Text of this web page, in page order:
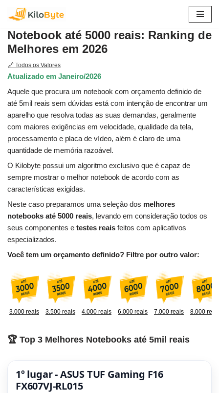
para
o
conteúdo
Notebook até 5000 reais: Ranking de
Melhores em 2026
🔗 Todos os Valores
Atualizado em Janeiro/2026
Aquele que procura um notebook com orçamento definido de
até 5mil reais sem dúvidas está com intenção de encontrar um
aparelho que resolva todas as suas demandas, geralmente
com maiores exigências em velocidade, qualidade da tela,
processamento e placa de vídeo, além é claro de uma
quantidade de memória razoável.
O Kilobyte possui um algoritmo exclusivo que é capaz de
sempre mostrar o melhor notebook de acordo com as
características exigidas.
Neste caso preparamos uma seleção dos melhores
notebooks até 5000 reais, levando em consideração todos os
seus componentes e testes reais feitos com aplicativos
especializados.
Você tem um orçamento definido? Filtre por outro valor:
3.000 reais 3.500 reais 4.000 reais 6.000 reais 7.000 reais 8.000
🏆 Top 3 Melhores Notebooks até 5mil reais
1º lugar - ASUS TUF Gaming F16
FX607VJ-RL015